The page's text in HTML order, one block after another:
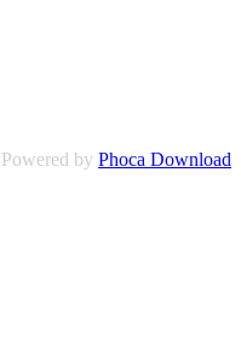
Powered by Phoca Download